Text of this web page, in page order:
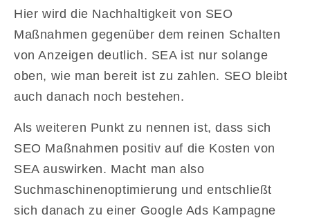
Hier wird die Nachhaltigkeit von SEO
Maßnahmen gegenüber dem reinen Schalten
von Anzeigen deutlich. SEA ist nur solange
oben, wie man bereit ist zu zahlen. SEO bleibt
auch danach noch bestehen.
Als weiteren Punkt zu nennen ist, dass sich
SEO Maßnahmen positiv auf die Kosten von
SEA auswirken. Macht man also
Suchmaschinenoptimierung und entschließt
sich danach zu einer Google Ads Kampagne